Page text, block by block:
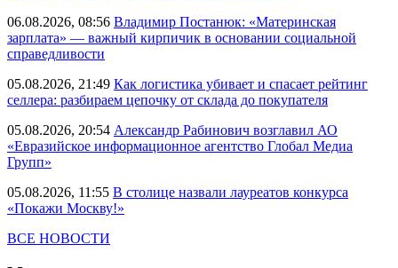
06.08.2026, 08:56 Владимир Постанюк: «Материнская
зарплата» — важный кирпичик в основании социальной
справедливости
05.08.2026, 21:49 Как логистика убивает и спасает рейтинг
селлера: разбираем цепочку от склада до покупателя
05.08.2026, 20:54 Александр Рабинович возглавил АО
«Евразийское информационное агентство Глобал Медиа
Групп»
05.08.2026, 11:55 В столице назвали лауреатов конкурса
«Покажи Москву!»
ВСЕ НОВОСТИ